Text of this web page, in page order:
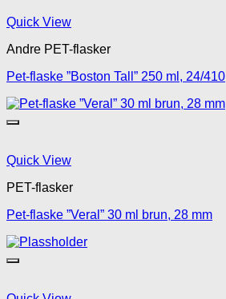
Quick View
Andre PET-flasker
Pet-flaske ”Boston Tall” 250 ml, 24/410
Quick View
PET-flasker
Pet-flaske ”Veral” 30 ml brun, 28 mm